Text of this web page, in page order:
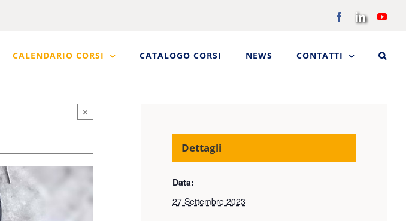
FacebookLinkedIn
CALENDARIO CORSI CATALOGO CORSI NEWS CONTATTI
×
Dettagli
Data:
27 Settembre 2023